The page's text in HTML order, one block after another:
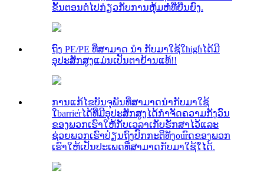
ຂັ້ນຕອນຕໍ່ໄປກ່ຽວກັບການຫຸ້ມຫໍ່ທີ່ຍືນຍົງ.
ຖົງ PE/PE ທີ່ສາມາດ ນຳ ກັບມາໃຊ້ໃhigh່ໄດ້ມີ
ອຸປະສັກສູງແມ່ນເປັນຕາຢ້ານແທ້!!
ການແກ້ໄຂບັນຈຸພັນທີ່ສາມາດນໍາກັບມາໃຊ້
ໃbarrier່ໄດ້ທີ່ມີອຸປະສັກສູງໄດ້ກໍາຈັດຄວາມກັງວົນ
ຂອງພວກເຮົາໃຫ້ກັບເວລາເກັບຮັກສາໄວ້ແລະ
ຊ່ວຍພວກເຮົາປ່ຽນຖົງປົກກະຕິທັງourົດຂອງພວກ
ເຮົາໃຫ້ເປັນປະເພດທີ່ສາມາດກັບມາໃຊ້ໃ່ໄດ້.